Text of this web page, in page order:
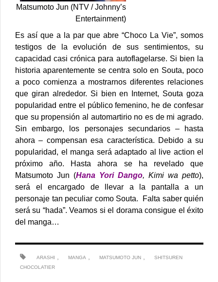
Matsumoto Jun (NTV / Johnny’s
Entertainment)
Es así que a la par que abre “Choco La Vie”, somos
testigos de la evolución de sus sentimientos, su
capacidad casi crónica para autoflagelarse. Si bien la
historia aparentemente se centra solo en Souta, poco
a poco comienza a mostrarnos diferentes relaciones
que giran alrededor. Si bien en Internet, Souta goza
popularidad entre el público femenino, he de confesar
que su propensión al automartirio no es de mi agrado.
Sin embargo, los personajes secundarios – hasta
ahora – compensan esa característica. Debido a su
popularidad, el manga será adaptado al live action el
próximo año. Hasta ahora se ha revelado que
Matsumoto Jun (Hana Yori Dango, Kimi wa petto),
será el encargado de llevar a la pantalla a un
personaje tan peculiar como Souta. Falta saber quién
será su “hada”. Veamos si el dorama consigue el éxito
del manga…
ARASHI MANGA MATSUMOTO JUN
SHITSUREN
CHOCOLATIER